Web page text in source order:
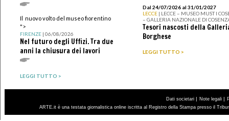
Il nuovo volto del museo fiorentino
">
FIRENZE| 06/08/2026
Nel futuro degli Uffizi. Tra due
anni la chiusura dei lavori
LEGGI TUTTO >
Dal 24/07/2026 al 31/01/2027
LECCE | LECCE – MUSEO MUST I
– GALLERIA NAZIONALE DI
Tesori nascosti della
Borghese
LEGGI TUTTO >
Dati societari | Note legali |
ARTE.it è una testata giornalistica online iscritta al Registro della Stampa presso il